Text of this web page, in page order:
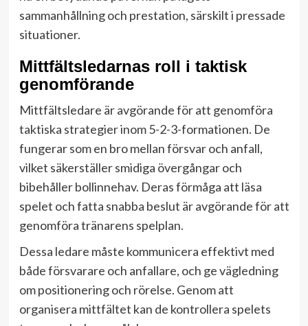
sammanhållning och prestation, särskilt i pressade
situationer.
Mittfältsledarnas roll i taktisk
genomförande
Mittfältsledare är avgörande för att genomföra
taktiska strategier inom 5-2-3-formationen. De
fungerar som en bro mellan försvar och anfall,
vilket säkerställer smidiga övergångar och
bibehåller bollinnehav. Deras förmåga att läsa
spelet och fatta snabba beslut är avgörande för att
genomföra tränarens spelplan.
Dessa ledare måste kommunicera effektivt med
både försvarare och anfallare, och ge vägledning
om positionering och rörelse. Genom att
organisera mittfältet kan de kontrollera spelets